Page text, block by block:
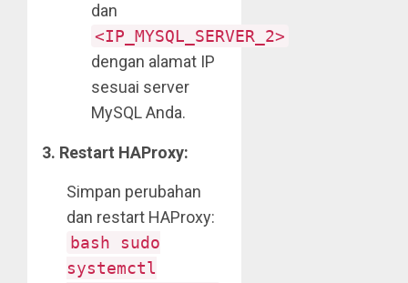
dan
<IP_MYSQL_SERVER_2>
dengan alamat IP
sesuai server
MySQL Anda.
3. Restart HAProxy:
Simpan perubahan
dan restart HAProxy:
bash sudo
systemctl